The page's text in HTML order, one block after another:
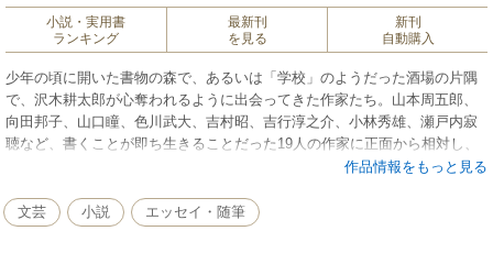
小説・実用書
ランキング
最新刊
を見る
新刊
自動購入
少年の頃に開いた書物の森で、あるいは「学校」のようだった酒場の片隅
で、沢木耕太郎が心奪われるように出会ってきた作家たち。山本周五郎、
向田邦子、山口瞳、色川武大、吉村昭、吉行淳之介、小林秀雄、瀬戸内寂
聴など、書くことが即ち生きることだった19人の作家に正面から相対し、
その本質を描き出す。誰も知らなかった顔に辿り着き、緊張感さえ孕むス
作品情報をもっと見る
文芸 小説 エッセイ・随筆